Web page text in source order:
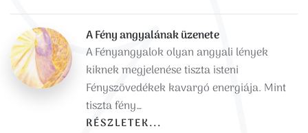
A Fény angyalának üzenete
A Fényangyalok olyan angyali lények
kiknek megjelenése tiszta isteni
Fényszövedékek kavargó energiája. Mint
tiszta fény…
RÉSZLETEK...